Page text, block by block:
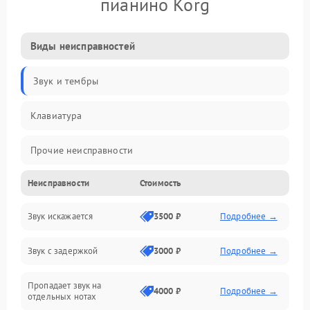
Виды неисправностей
Звук и тембры
Клавиатура
Прочие неисправности
Включение и работа
Управление и электроника
Подключения и интерфейсы
Педали и стойка
Неисправности Стоимость
Звук искажается 3500 ₽ Подробнее →
Звук с задержкой 3000 ₽ Подробнее →
Пропадает звук на
отдельных нотах
4000 ₽ Подробнее →